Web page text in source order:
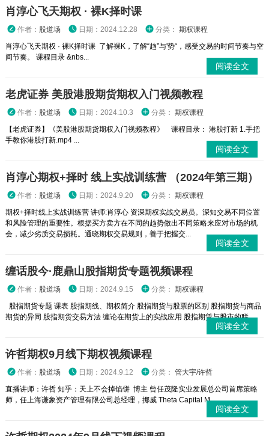
肖淳心飞天期权 · 裸K择时课
作者： 股道场 日期：2024.12.28 分类： 期权课程
肖淳心飞天期权 · 裸K择时课 了解裸K，了解“趋”与'势“，感受交易的时间节奏与空
间节奏。 课程目录 &nbs...
阅读全文
老虎证券 美股港股期货期权入门视频教程
作者： 股道场 日期：2024.10.3 分类： 期权课程
【老虎证券】《美股港股期货期权入门视频教程》 课程目录： 港股打新 1.手把
手教你港股打新.mp4 ...
阅读全文
肖淳心期权+择时 线上实战训练营 （2024年第三期）
作者： 股道场 日期：2024.9.20 分类： 期权课程
期权+择时线上实战训练营 讲师:肖淳心 资深期权实战交易员。深知交易不同位置
和风险管理的重要性。根据买方卖方在不同的趋势做出不同策略来应对市场的机
会，减少劣质交易损耗。通晓期权交易规则，善于把握交...
阅读全文
缠话股今·鹿鼎山股指期货专题视频课程
作者： 股道场 日期：2024.9.15 分类： 期权课程
股指期货专题 课表 股指期线、期权简介 股指期货与股票的区别 股指期货与商品
期货的异同 股指期货交易方法 缠论在期货上的实战应用 股指期赁与股市的联...
阅读全文
许哲期权9月线下期权视频课程
作者： 股道场 日期：2024.9.12 分类： 管大宇/许哲
直播讲师：许哲 知乎：天上不会掉馅饼 博主 曾任茂隆实业发展总公司首席策略
师，任上海谦象资产管理有限公司总经理，挪威 Theta Capital M...
阅读全文